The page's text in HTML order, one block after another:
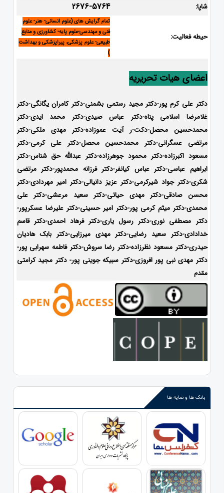
شاپا: 2676-5764
حیطه فعالیت:
تمام گرایش های (علوم انسانی- هنر- علوم
فنی و مهندسی-علوم پایه- کشاورزی و منابع
طبیعی- علوم پزشکی، پیراپزشکی و بهداشت
)
اعضای هیات تحریریه
دکتر علی کرم پور-دکتر مجید رستمی بشمنی-دکتر کامران یگانگی-دکتر
غلامرضا اسلامی پناه-دکتر عباس صیدی-دکتر محمد ایدی-دکتر
محمدحسین محصل-دکت-ر آیت عموزاده-دکتر مهدی ملکی-دکتر
مرتضی عسگرانی-دکتر محمدحسین محصل-دکتر علی کرمی-دکتر
مسعود اکبرزاده-دکتر محمود جوهرزاده-دکتر عبدالله حق شناس-دکتر
ابراهیم عباسی-دکتر عباس کیانفر-دکتر فرزانه محمدپور-دکتر مرتضی
شکری-دکتر جواد شیرکرمی-دکتر عزیز دانیالی-دکتر امیر مهردادی-دکتر
محسن صادقی-دکتر مهدی حیاتی-دکتر سعید مرعشی-دکتر علی
محمدی-دکتر میثم کرمی پور-دکتر امیر حسینی-دکتر علیرضا عسکرپور-
دکتر مصطفی نوری-دکتر رسول یاری-دکتر فرهاد احمدی-دکتر قاسم
خدادادی-دکتر سعید رضایی-دکتر مهدی میرزایی-دکتر بابک هادیان
حیدری-دکتر مسعود نظرزاده-دکتر رضا سروش-دکتر فاطمه سهرابی پور-
دکتر مهدی نبی پور افروزی-دکتر سبیکه جوینی پور- دکتر مجید کرامتی
مقدم
بانک ها و نمایه ها